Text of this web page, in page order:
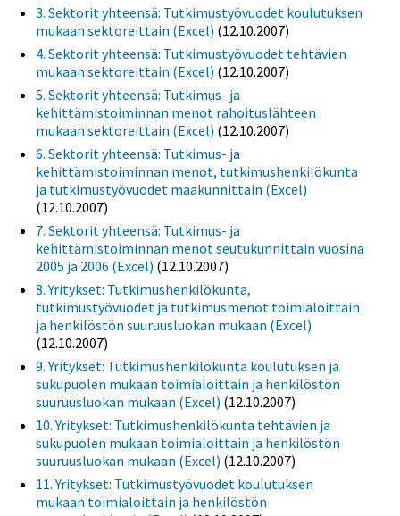
3. Sektorit yhteensä: Tutkimustyövuodet koulutuksen
mukaan sektoreittain (Excel) (12.10.2007)
4. Sektorit yhteensä: Tutkimustyövuodet tehtävien
mukaan sektoreittain (Excel) (12.10.2007)
5. Sektorit yhteensä: Tutkimus- ja
kehittämistoiminnan menot rahoituslähteen
mukaan sektoreittain (Excel) (12.10.2007)
6. Sektorit yhteensä: Tutkimus- ja
kehittämistoiminnan menot, tutkimushenkilökunta
ja tutkimustyövuodet maakunnittain (Excel)
(12.10.2007)
7. Sektorit yhteensä: Tutkimus- ja
kehittämistoiminnan menot seutukunnittain vuosina
2005 ja 2006 (Excel) (12.10.2007)
8. Yritykset: Tutkimushenkilökunta,
tutkimustyövuodet ja tutkimusmenot toimialoittain
ja henkilöstön suuruusluokan mukaan (Excel)
(12.10.2007)
9. Yritykset: Tutkimushenkilökunta koulutuksen ja
sukupuolen mukaan toimialoittain ja henkilöstön
suuruusluokan mukaan (Excel) (12.10.2007)
10. Yritykset: Tutkimushenkilökunta tehtävien ja
sukupuolen mukaan toimialoittain ja henkilöstön
suuruusluokan mukaan (Excel) (12.10.2007)
11. Yritykset: Tutkimustyövuodet koulutuksen
mukaan toimialoittain ja henkilöstön